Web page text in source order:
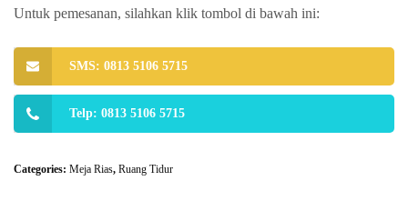
Untuk pemesanan, silahkan klik tombol di bawah ini:
SMS: 0813 5106 5715
Telp: 0813 5106 5715
Categories: Meja Rias, Ruang Tidur